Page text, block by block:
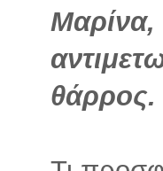
θάρρος.